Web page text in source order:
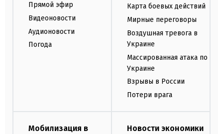
Прямой эфир
Видеоновости
Аудионовости
Погода
Карта боевых действий
Мирные переговоры
Воздушная тревога в
Украине
Массированная атака по
Украине
Взрывы в России
Потери врага
Мобилизация в
Новости экономики